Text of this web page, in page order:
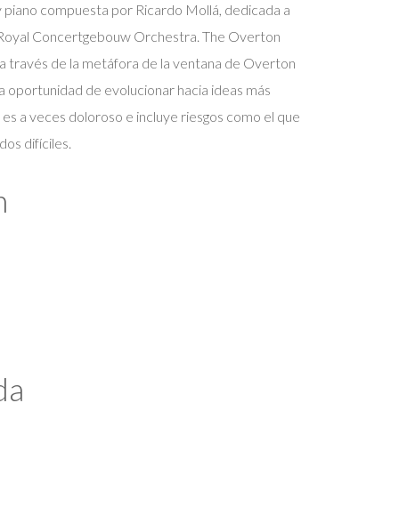
compuesta por Ricardo Mollá, dedicada a
Concertgebouw Orchestra. The Overton
través de la metáfora de la ventana de Overton
de evolucionar hacia ideas más
a veces doloroso e incluye riesgos como el que
difíciles.